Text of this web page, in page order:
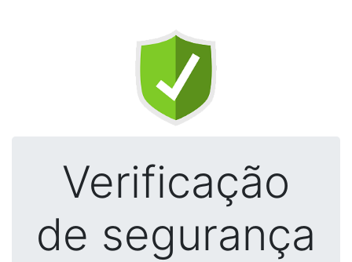
Verificação
de segurança